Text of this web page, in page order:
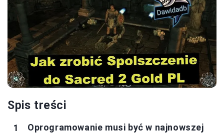
Spis treści
Oprogramowanie musi być w najnowszej